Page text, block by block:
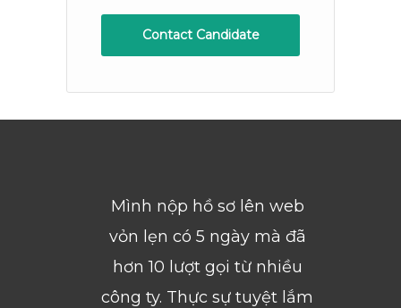
Contact Candidate
Mình nộp hồ sơ lên web
vỏn lẹn có 5 ngày mà đã
hơn 10 lượt gọi từ nhiều
công ty. Thực sự tuyệt lắm